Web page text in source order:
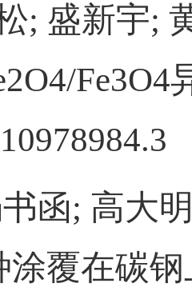
; 盛新宇;
Fe3O4
函; 高大
涂覆在碳